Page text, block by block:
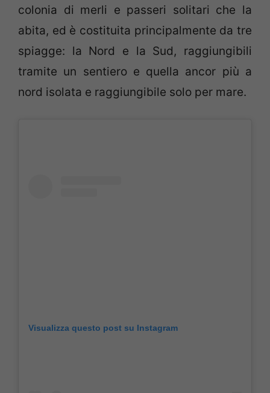
colonia di merli e passeri solitari che la
abita, ed è costituita principalmente da tre
spiagge: la Nord e la Sud, raggiungibili
tramite un sentiero e quella ancor più a
nord isolata e raggiungibile solo per mare.
Visualizza questo post su Instagram